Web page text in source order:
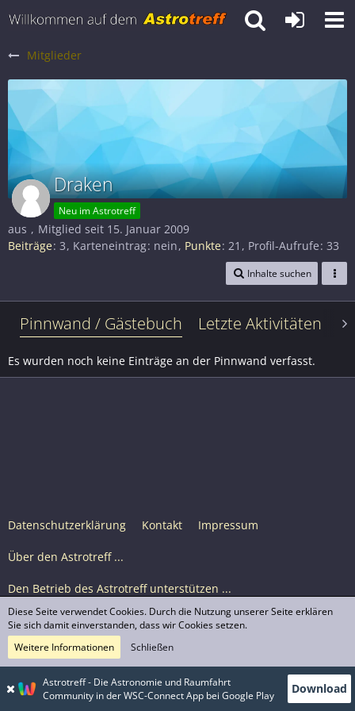
Mitglieder
Draken
Neu im Astrotreff
aus
Mitglied seit 15. Januar 2009
Beiträge 3 Karteneintrag nein Punkte 21 Profil-Aufrufe 33
Inhalte suchen
Pinnwand / Gästebuch Letzte Aktivitäten
Es wurden noch keine Einträge an der Pinnwand verfasst.
Datenschutzerklärung Kontakt Impressum
Über den Astrotreff ...
Den Betrieb des Astrotreff unterstützen ...
Nutzungsbedingungen
© Astrotreff 2001-2026, lizenziert unter CC BY-SA,
sofern für einzelne Inhalte nicht anders angegeben
Astrotreff - Die Astronomie und Raumfahrt
Community in der WSC-Connect App bei Google Play
Download
Diese Seite verwendet Cookies. Durch die Nutzung unserer Seite erklären
Sie sich damit einverstanden, dass wir Cookies setzen.
Weitere Informationen
Schließen